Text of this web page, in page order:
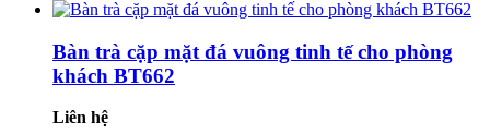
Bàn trà cặp mặt đá vuông tinh tế cho phòng
khách BT662
Liên hệ